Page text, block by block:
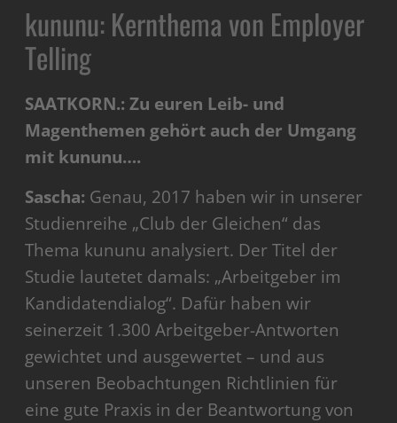
kununu: Kernthema von Employer
Telling
SAATKORN.: Zu euren Leib- und
Magenthemen gehört auch der Umgang
mit kununu….
Sascha: Genau, 2017 haben wir in unserer
Studienreihe „Club der Gleichen“ das
Thema kununu analysiert. Der Titel der
Studie lautetet damals: „Arbeitgeber im
Kandidatendialog“. Dafür haben wir
seinerzeit 1.300 Arbeitgeber-Antworten
gewichtet und ausgewertet – und aus
unseren Beobachtungen Richtlinien für
eine gute Praxis in der Beantwortung von